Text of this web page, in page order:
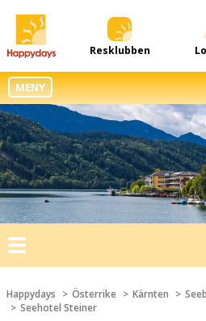
Resklubben
MENY
Toggle
navigation
Happydays Österrike Kärnten
Seehotel Steiner